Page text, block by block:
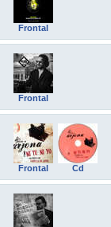
Frontal
Frontal
Frontal Cd